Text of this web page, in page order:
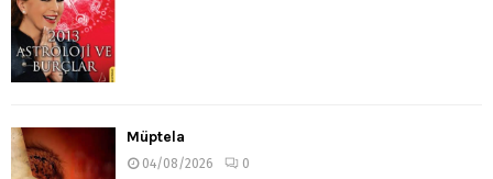
Müptela
04/08/2026 0